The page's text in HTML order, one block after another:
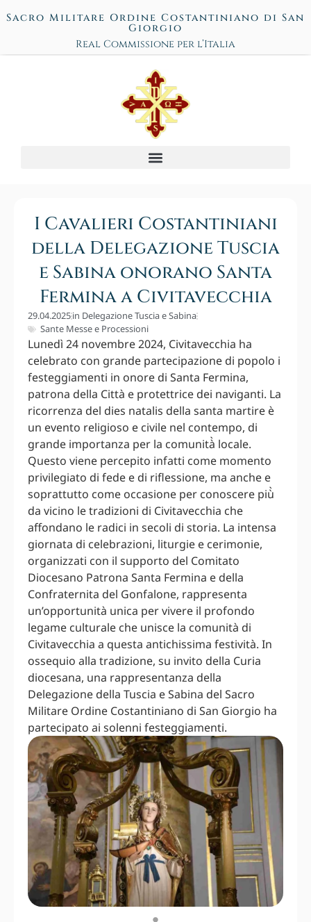
Sacro Militare Ordine Costantiniano di San
Giorgio
Real Commissione per l’Italia
I Cavalieri Costantiniani
della Delegazione Tuscia
e Sabina onorano Santa
Fermina a Civitavecchia
29.04.2025in Delegazione Tuscia e Sabina
Sante Messe e Processioni
Lunedì 24 novembre 2024, Civitavecchia ha
celebrato con grande partecipazione di popolo i
festeggiamenti in onore di Santa Fermina,
patrona della Città e protettrice dei naviganti. La
ricorrenza del dies natalis della santa martire è
un evento religioso e civile nel contempo, di
grande importanza per la comunità̀ locale.
Questo viene percepito infatti come momento
privilegiato di fede e di riflessione, ma anche e
soprattutto come occasione per conoscere più̀
da vicino le tradizioni di Civitavecchia che
affondano le radici in secoli di storia. La intensa
giornata di celebrazioni, liturgie e cerimonie,
organizzati con il supporto del Comitato
Diocesano Patrona Santa Fermina e della
Confraternita del Gonfalone, rappresenta
un’opportunità unica per vivere il profondo
legame culturale che unisce la comunità di
Civitavecchia a questa antichissima festività. In
ossequio alla tradizione, su invito della Curia
diocesana, una rappresentanza della
Delegazione della Tuscia e Sabina del Sacro
Militare Ordine Costantiniano di San Giorgio ha
partecipato ai solenni festeggiamenti.